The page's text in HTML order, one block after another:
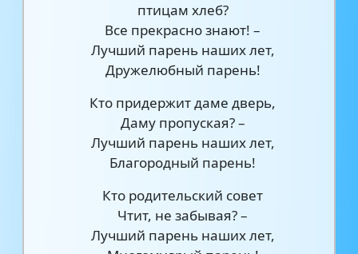
птицам хлеб?
Все прекрасно знают! –
Лучший парень наших лет,
Дружелюбный парень!
Кто придержит даме дверь,
Даму пропуская? –
Лучший парень наших лет,
Благородный парень!
Кто родительский совет
Чтит, не забывая? –
Лучший парень наших лет,